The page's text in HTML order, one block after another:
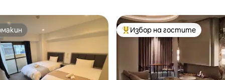
Най-популярен избор на
Избор на гостите